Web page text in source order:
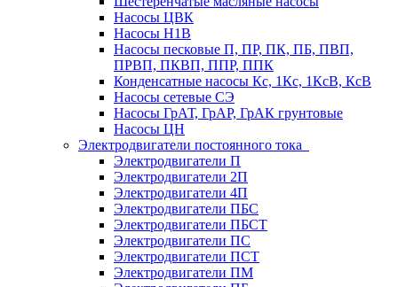
Насосы ЦВК
Насосы Н1В
Насосы песковые П, ПР, ПК, ПБ, ПВП,
ПРВП, ПКВП, ППР, ППК
Конденсатные насосы Кс, 1Кс, 1КсВ, КсВ
Насосы сетевые СЭ
Насосы ГрАТ, ГрАР, ГрАК грунтовые
Насосы ЦН
Электродвигатели постоянного тока
Электродвигатели П
Электродвигатели 2П
Электродвигатели 4П
Электродвигатели ПБС
Электродвигатели ПБСТ
Электродвигатели ПС
Электродвигатели ПСТ
Электродвигатели ПМ